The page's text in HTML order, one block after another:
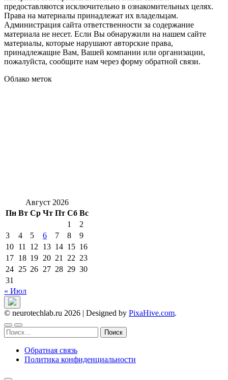
предоставляются исключительно в ознакомительных целях.
Права на материалы принадлежат их владельцам.
Администрация сайта ответственности за содержание
материала не несет. Если Вы обнаружили на нашем сайте
материалы, которые нарушают авторские права,
принадлежащие Вам, Вашей компании или организации,
пожалуйста, сообщите нам через форму обратной связи.
Облако меток
Август 2026
Пн Вт Ср Чт Пт Сб Вс
1
2
3
4 5 6 7 8
9
10 11 12 13 14 15 16
17 18 19 20 21 22 23
24 25 26 27 28 29 30
31
« Июл
© neurotechlab.ru 2026 | Designed by PixaHive.com.
Найти:
Обратная связь
Политика конфиденциальности